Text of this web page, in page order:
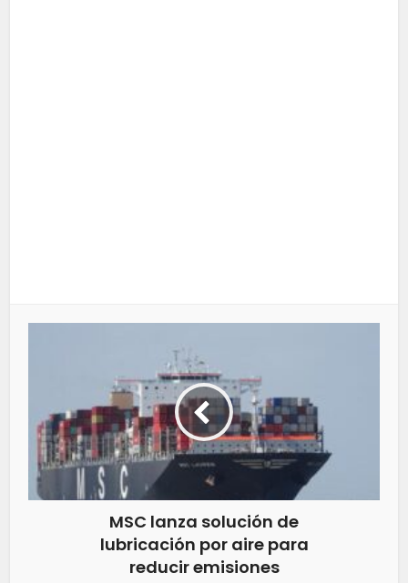
MSC lanza solución de
lubricación por aire para
reducir emisiones